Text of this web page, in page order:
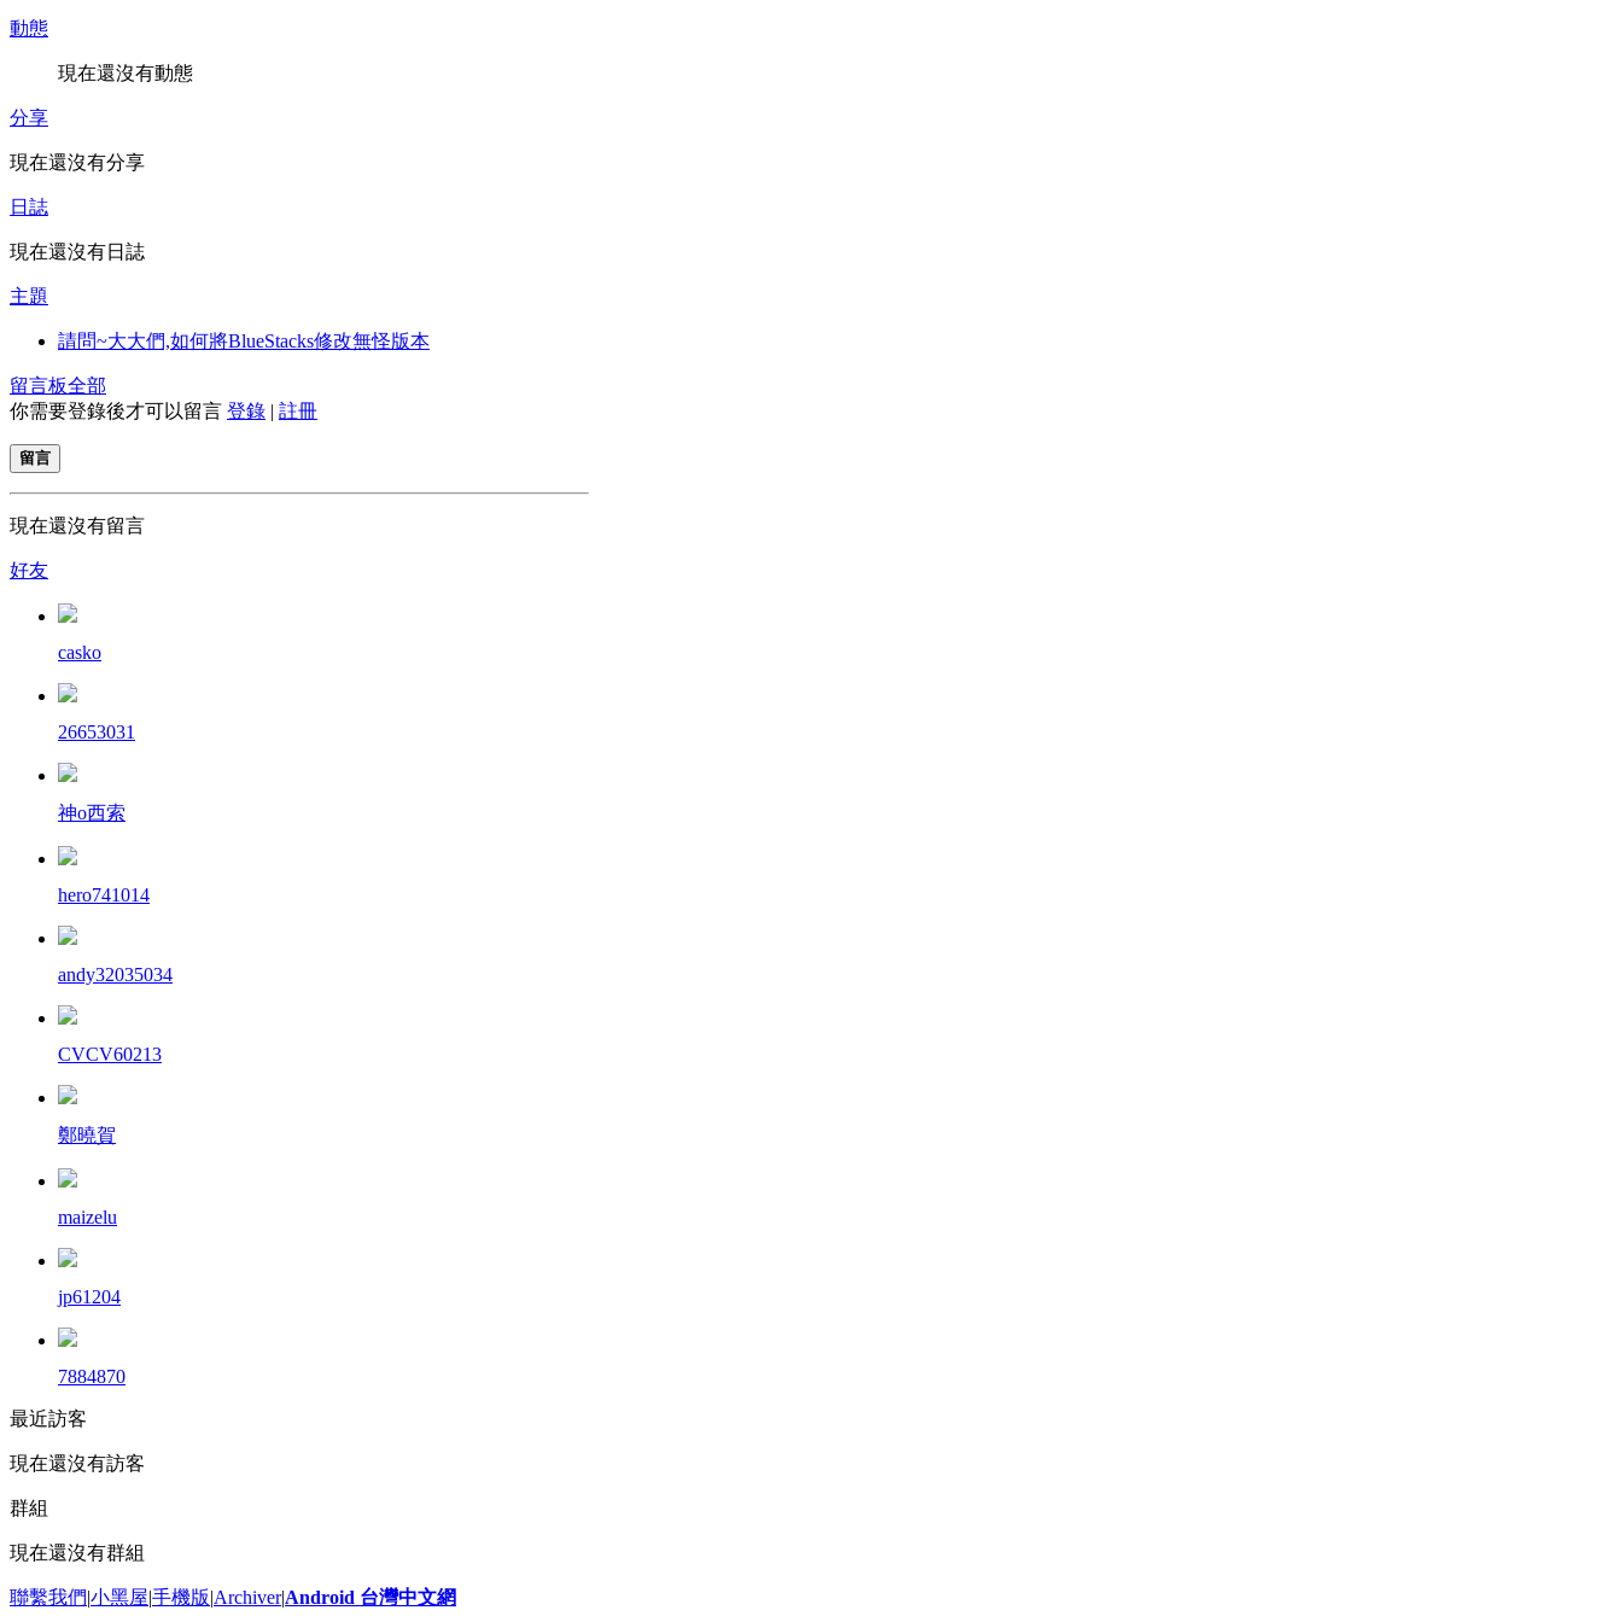
動態
現在還沒有動態
分享
現在還沒有分享
日誌
現在還沒有日誌
主題
請問~大大們,如何將BlueStacks修改無怪版本
留言板全部
你需要登錄後才可以留言 登錄 | 註冊
留言
現在還沒有留言
好友
casko
26653031
神o西索
hero741014
andy32035034
CVCV60213
鄭曉賀
maizelu
jp61204
7884870
最近訪客
現在還沒有訪客
群組
現在還沒有群組
聯繫我們|小黑屋|手機版|Archiver|Android 台灣中文網